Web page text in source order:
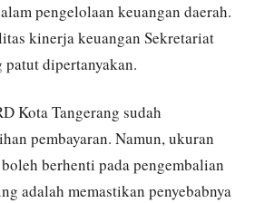
pengelolaan keuangan daerah.
kinerja keuangan Sekretariat
patut dipertanyakan.
Kota Tangerang sudah
pembayaran. Namun, ukuran
berhenti pada pengembalian
adalah memastikan penyebabnya